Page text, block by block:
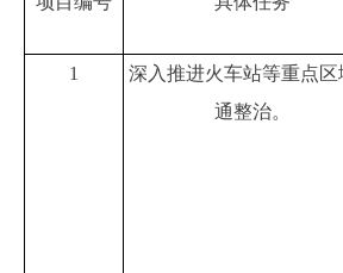
1
深入推进火车站等重点区
通整治。